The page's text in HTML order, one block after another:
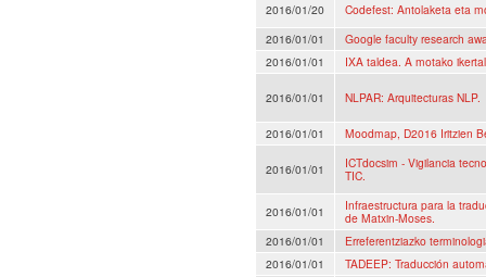
2016/01/20
Codefest: Antolaketa eta
2016/01/01
Google faculty research
2016/01/01
IXA taldea. A motako
2016/01/01 NLPAR: Arquitecturas NLP.
2016/01/01 Moodmap, D2016 Iritzien
2016/01/01
ICTdocsim - Vigilancia
TIC.
2016/01/01
Infraestructura para la
de Matxin-Moses.
2016/01/01
Erreferentziazko
2016/01/01
TADEEP: Traducción